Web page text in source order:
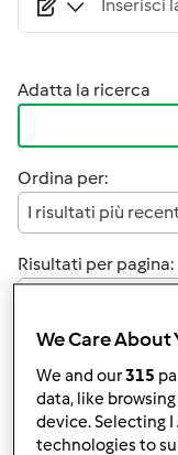
Adatta la ricerca
Ordina per:
I risultati più
Risultati per pagina:
Risposta rapida
Anonimo (non
We Care About
We and our315
data, like
device. Selecting
technologies to